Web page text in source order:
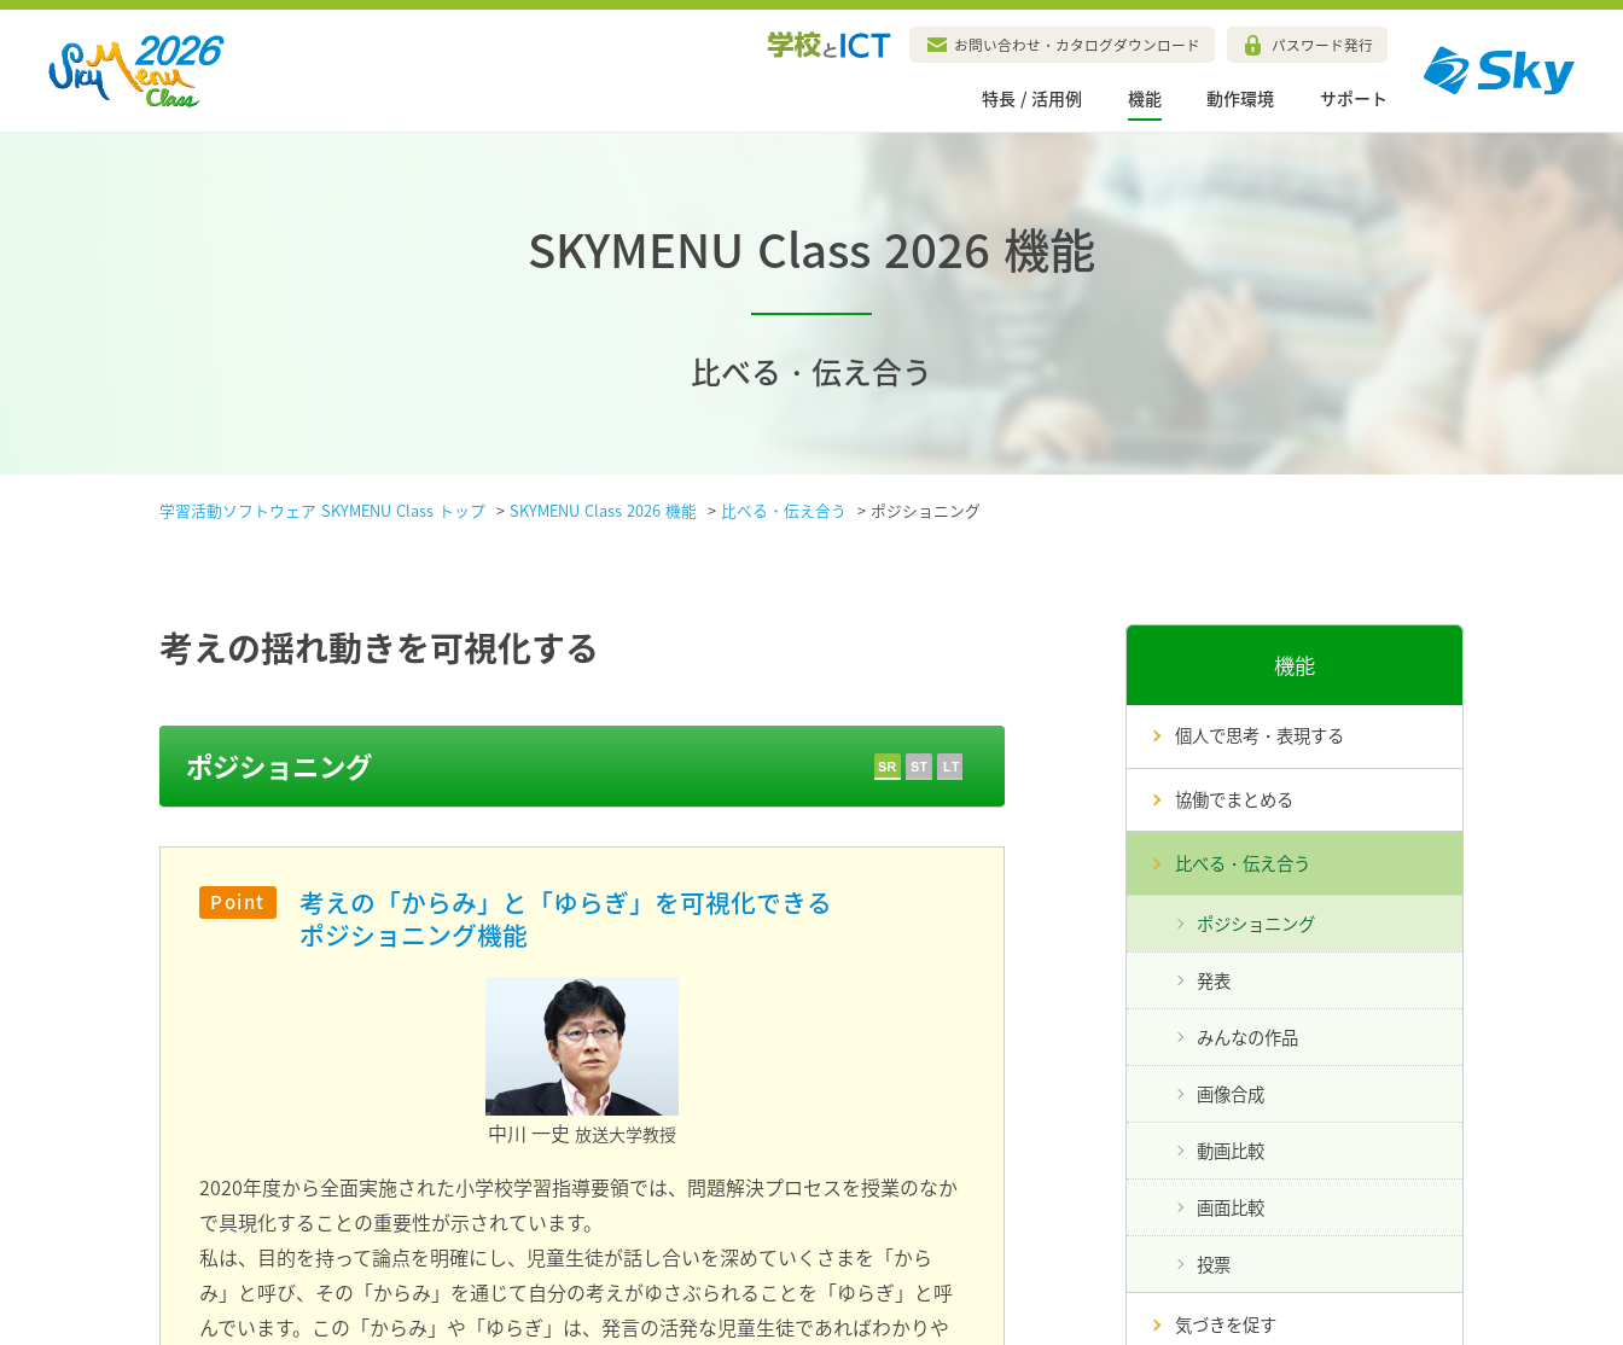
お問い合わせ・カタログダウンロード パスワード発行
特長 / 活用例 機能 動作環境 サポート
SKYMENU Class 2026 機能
比べる・伝え合う
学習活動ソフトウェア SKYMENU Class トップ > SKYMENU Class 2026 機能 > 比べる・伝え合う > ポジショニング
考えの揺れ動きを可視化する
ポジショニング
考えの「からみ」と「ゆらぎ」を可視化できる
ポジショニング機能
中川 一史 放送大学教授
2020年度から全面実施された小学校学習指導要領では、問題解決プロセスを授業のなか
で具現化することの重要性が示されています。
私は、目的を持って論点を明確にし、児童生徒が話し合いを深めていくさまを「から
み」と呼び、その「からみ」を通じて自分の考えがゆさぶられることを「ゆらぎ」と呼
んでいます。この「からみ」や「ゆらぎ」は、発言の活発な児童生徒であればわかりや
機能
個人で思考・表現する
協働でまとめる
比べる・伝え合う
ポジショニング
発表
みんなの作品
画像合成
動画比較
画面比較
投票
気づきを促す